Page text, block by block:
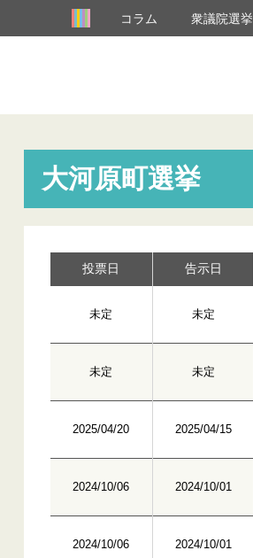
コラム 衆議院選挙
大河原町選挙
投票日 告示日
未定 未定
未定 未定
2025/04/20 2025/04/15
2024/10/06 2024/10/01
2024/10/06 2024/10/01